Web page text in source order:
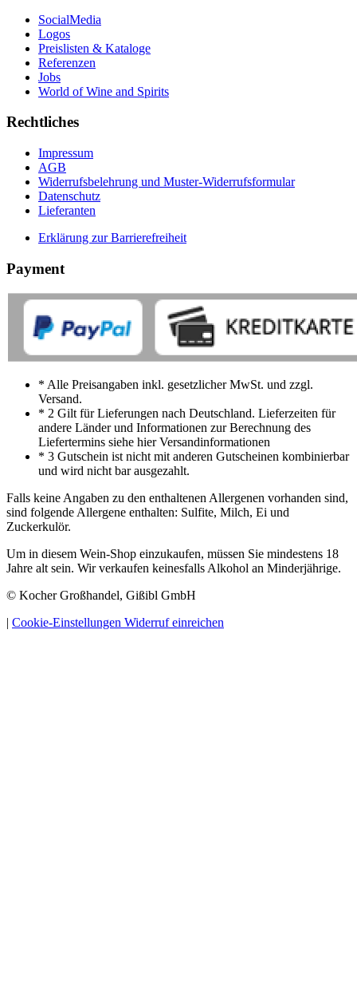
SocialMedia
Logos
Preislisten & Kataloge
Referenzen
Jobs
World of Wine and Spirits
Rechtliches
Impressum
AGB
Widerrufsbelehrung und Muster-Widerrufsformular
Datenschutz
Lieferanten
Erklärung zur Barrierefreiheit
Payment
* Alle Preisangaben inkl. gesetzlicher MwSt. und zzgl.
Versand.
* 2 Gilt für Lieferungen nach Deutschland. Lieferzeiten für
andere Länder und Informationen zur Berechnung des
Liefertermins siehe hier Versandinformationen
* 3 Gutschein ist nicht mit anderen Gutscheinen kombinierbar
und wird nicht bar ausgezahlt.
Falls keine Angaben zu den enthaltenen Allergenen vorhanden sind,
sind folgende Allergene enthalten: Sulfite, Milch, Ei und
Zuckerkulör.
Um in diesem Wein-Shop einzukaufen, müssen Sie mindestens 18
Jahre alt sein. Wir verkaufen keinesfalls Alkohol an Minderjährige.
© Kocher Großhandel, Gißibl GmbH
| Cookie-Einstellungen Widerruf einreichen